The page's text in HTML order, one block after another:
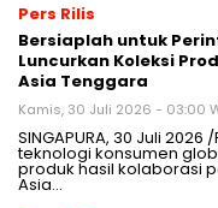
Pers Rilis
Bersiaplah untuk
Luncurkan Koleksi
Asia Tenggara
Kamis, 30 Juli 2026 - 03:00
SINGAPURA, 30 Juli
teknologi konsumen
produk hasil kolaborasi
Asia…